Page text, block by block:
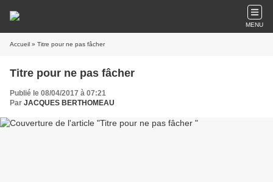
MENU
Accueil » Titre pour ne pas fâcher
Titre pour ne pas fâcher
Publié le 08/04/2017 à 07:21
Par JACQUES BERTHOMEAU